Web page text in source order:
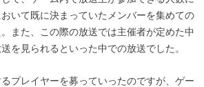
いて既に決まっていたメンバーを集めての
また、この際の放送では主催者が定めた中
を見られるといった中での放送でした。
プレイヤーを募っていったのですが、ゲー